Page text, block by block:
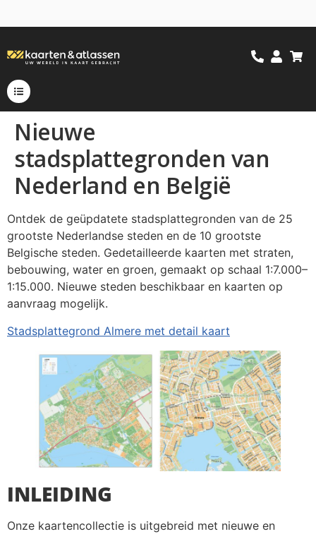
Nieuwe
stadsplattegronden van
Nederland en België
Ontdek de geüpdatete stadsplattegronden van de 25
grootste Nederlandse steden en de 10 grootste
Belgische steden. Gedetailleerde kaarten met straten,
bebouwing, water en groen, gemaakt op schaal 1:7.000–
1:15.000. Nieuwe steden beschikbaar en kaarten op
aanvraag mogelijk.
Stadsplattegrond Almere met detail kaart
INLEIDING
Onze kaartencollectie is uitgebreid met nieuwe en